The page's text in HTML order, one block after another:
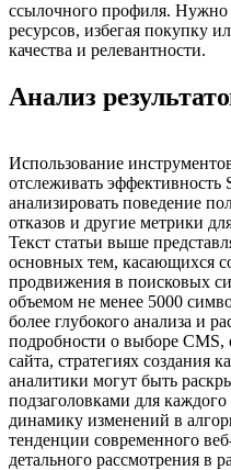
ссылочного профиля. Нужно
ресурсов, избегая покупку
качества и релевантности.
Анализ
Использование
отслеживать эффективность
анализировать поведение
отказов и другие метрики
Текст статьи выше
основных тем, касающихся
продвижения в поисковых
объемом не менее 5000
более глубокого анализа и
подробности о выборе CMS,
сайта, стратегиях создания
аналитики могут быть
подзаголовками для
динамику изменений в
тенденции современного
детального рассмотрения в